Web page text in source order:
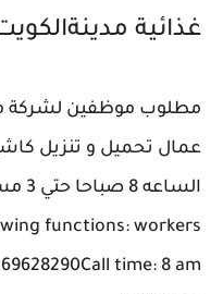
غذائية ‎مدينةالكويت
مطلوب موظفين لشركة
عمال تحميل و تنزيل
functions: workers
time: 8 am